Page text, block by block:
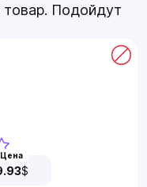
Подойдут
Цена
$